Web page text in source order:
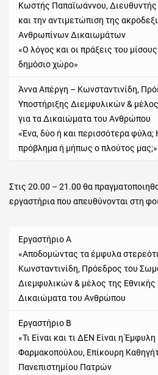
Κωστής Παπαϊωάννου, Διευθυντής
και την αντιμετώπιση της
Ανθρωπίνων Δικαιωμάτων
«Ο λόγος και οι πράξεις του
δημόσιο χώρο»
Άννα Απέργη – Κωνσταντινίδη,
Υποστήριξης Διεμφυλικών &
για τα Δικαιώματα του Ανθρώπου
«Ένα, δύο ή και περισσότερα φύλα;
πρόβλημα ή μήπως ο πλούτος μας;»
Στις 20.00 – 21.00 θα
εργαστήρια που απευθύνονται στη
Εργαστήριο Α
«Αποδομώντας τα έμφυλα
Κωνσταντινίδη, Πρόεδρος του
Διεμφυλικών & μέλος της Εθνικής
Δικαιώματα του Ανθρώπου
Εργαστήριο Β
«Τι Είναι και τι ΔΕΝ Είναι η Έμφυλη
Φαρμακοπούλου, Επίκουρη
Πανεπιστημίου Πατρών